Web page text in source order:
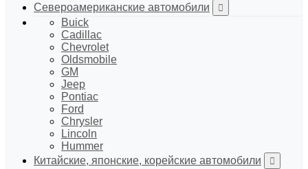
Североамериканские автомобили
Buick
Cadillac
Chevrolet
Oldsmobile
GM
Jeep
Pontiac
Ford
Chrysler
Lincoln
Hummer
Китайские, японские, корейские автомобили